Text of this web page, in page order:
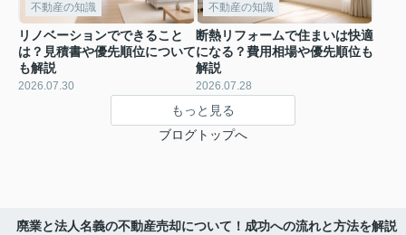
不動産の知識
リノベーションでできること
は？見積書や優先順位について
も解説
2026.07.30
不動産の知識
断熱リフォームで住まいは快適
になる？費用相場や優先順位も
解説
2026.07.28
もっと見る
ブログトップへ
廃業と法人名義の不動産売却について！成功への流れと方法を解説